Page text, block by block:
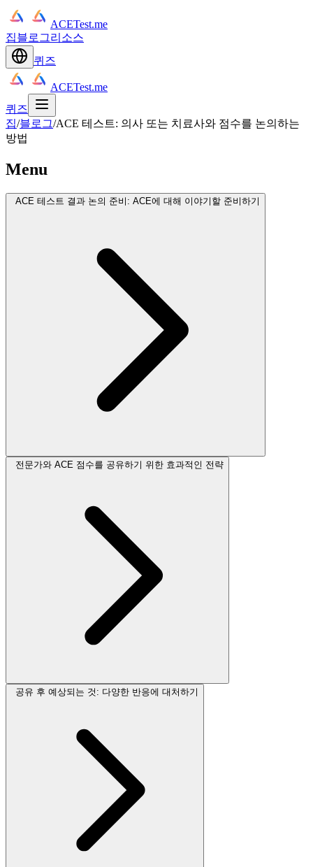
ACETest.me
집블로그리소스
퀴즈
ACETest.me
퀴즈
집/블로그/ACE 테스트: 의사 또는 치료사와 점수를 논의하는
방법
Menu
ACE 테스트 결과 논의 준비: ACE에 대해 이야기할 준비하기
전문가와 ACE 점수를 공유하기 위한 효과적인 전략
공유 후 예상되는 것: 다양한 반응에 대처하기